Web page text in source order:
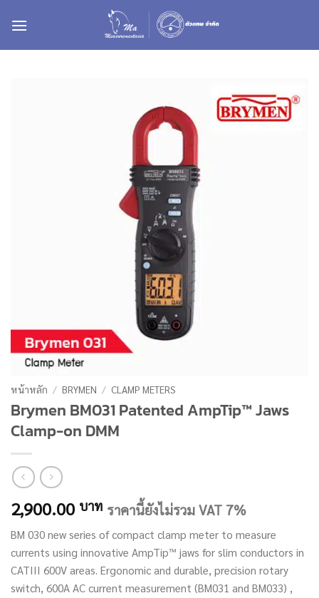
หน้าหลัก / BRYMEN / CLAMP METERS
Brymen BM031 Patented AmpTip™ Jaws
Clamp-on DMM
2,900.00 บาท ราคานี้ยังไม่รวม VAT 7%
BM 030 new series of compact clamp meter to measure
currents using innovative AmpTip™ jaws for slim conductors in
CATIII 600V areas. Ergonomic and durable, precision rotary
switch, 600A AC current measurement (BM031 and BM033) ,